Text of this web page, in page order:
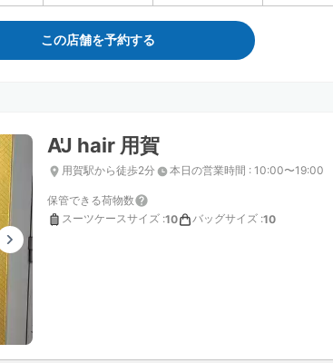
この店舗を予約する
A'J hair 用賀
用賀駅から徒歩2分 本日の営業時間 : 10:00〜19:00
保管できる荷物数
スーツケースサイズ :10 バッグサイズ :10